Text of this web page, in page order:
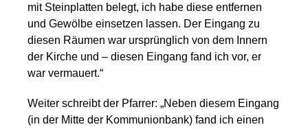
mit Steinplatten belegt, ich habe diese entfernen
und Gewölbe einsetzen lassen. Der Eingang zu
diesen Räumen war ursprünglich von dem Innern
der Kirche und – diesen Eingang fand ich vor, er
war vermauert.“
Weiter schreibt der Pfarrer: „Neben diesem Eingang
(in der Mitte der Kommunionbank) fand ich einen